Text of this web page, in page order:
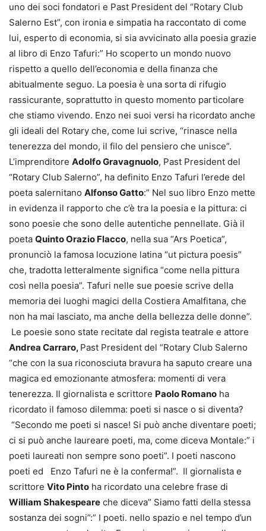
uno dei soci fondatori e Past President del “Rotary Club
Salerno Est”, con ironia e simpatia ha raccontato di come
lui, esperto di economia, si sia avvicinato alla poesia grazie
al libro di Enzo Tafuri:” Ho scoperto un mondo nuovo
rispetto a quello dell’economia e della finanza che
abitualmente seguo. La poesia è una sorta di rifugio
rassicurante, soprattutto in questo momento particolare
che stiamo vivendo. Enzo nei suoi versi ha ricordato anche
gli ideali del Rotary che, come lui scrive, “rinasce nella
tenerezza del mondo, il filo del pensiero che unisce”.
L’imprenditore Adolfo Gravagnuolo, Past President del
“Rotary Club Salerno”, ha definito Enzo Tafuri l’erede del
poeta salernitano Alfonso Gatto:” Nel suo libro Enzo mette
in evidenza il rapporto che c’è tra la poesia e la pittura: ci
sono poesie che sono delle autentiche pennellate. Già il
poeta Quinto Orazio Flacco, nella sua “Ars Poetica”,
pronunciò la famosa locuzione latina “ut pictura poesis”
che, tradotta letteralmente significa “come nella pittura
così nella poesia”. Tafuri nelle sue poesie scrive della
memoria dei luoghi magici della Costiera Amalfitana, che
non ha mai lasciato, ma anche della bellezza delle donne”.
Le poesie sono state recitate dal regista teatrale e attore
Andrea Carraro, Past President del “Rotary Club Salerno
“che con la sua riconosciuta bravura ha saputo creare una
magica ed emozionante atmosfera: momenti di vera
tenerezza. Il giornalista e scrittore Paolo Romano ha
ricordato il famoso dilemma: poeti si nasce o si diventa?
“Secondo me poeti si nasce! Si può anche diventare poeti;
ci si può anche laureare poeti, ma, come diceva Montale:” i
poeti laureati non sempre sono poeti”. I poeti nascono
poeti ed Enzo Tafuri ne è la conferma!”. Il giornalista e
scrittore Vito Pinto ha ricordato una celebre frase di
William Shakespeare che diceva” Siamo fatti della stessa
sostanza dei sogni”:” I poeti. nello spazio e nel tempo d’un